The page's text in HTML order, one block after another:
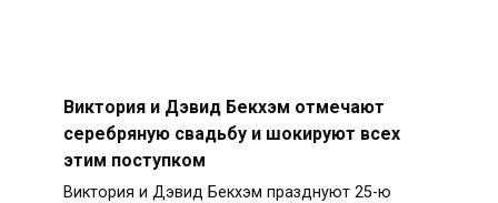
Виктория и Дэвид Бекхэм отмечают
серебряную свадьбу и шокируют всех
этим поступком
Виктория и Дэвид Бекхэм празднуют 25-ю